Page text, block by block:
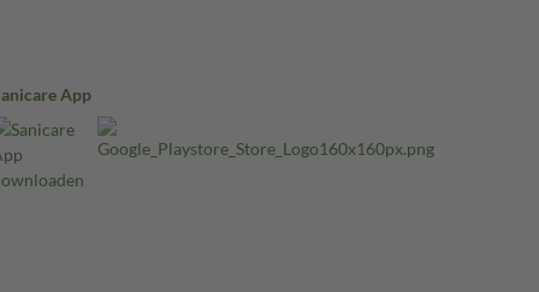
App